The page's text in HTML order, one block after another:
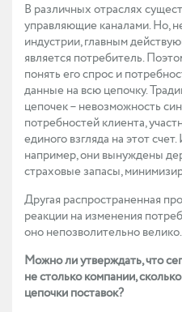
В различных отраслях
управляющие каналами. Но,
индустрии, главным
является потребитель.
понять его спрос и
данные на всю цепочку.
цепочек – невозможность
потребностей клиента,
единого взгляда на этот
например, они вынуждены
страховые запасы,
Другая распространенная
реакции на изменения
оно непозволительно велико.
Можно ли утверждать, что
не столько компании,
цепочки поставок?